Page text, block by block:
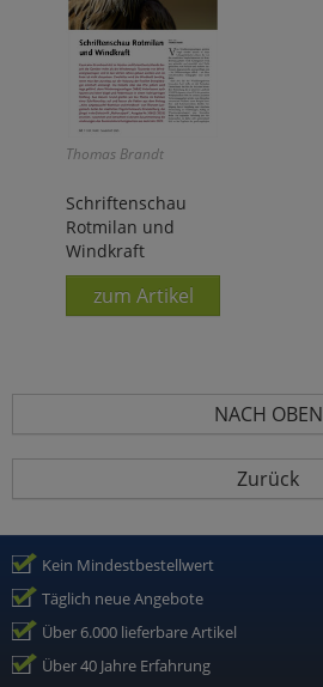
Thomas Brandt
Schriftenschau
Rotmilan und
Windkraft
zum Artikel
NACH OBEN
Zurück
Kein Mindestbestellwert
Täglich neue Angebote
Über 6.000 lieferbare Artikel
Über 40 Jahre Erfahrung